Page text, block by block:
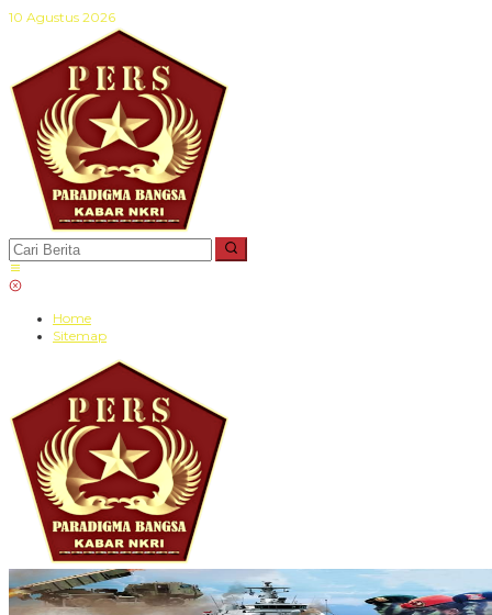
Lewati
10 Agustus 2026
Home
Sitemap